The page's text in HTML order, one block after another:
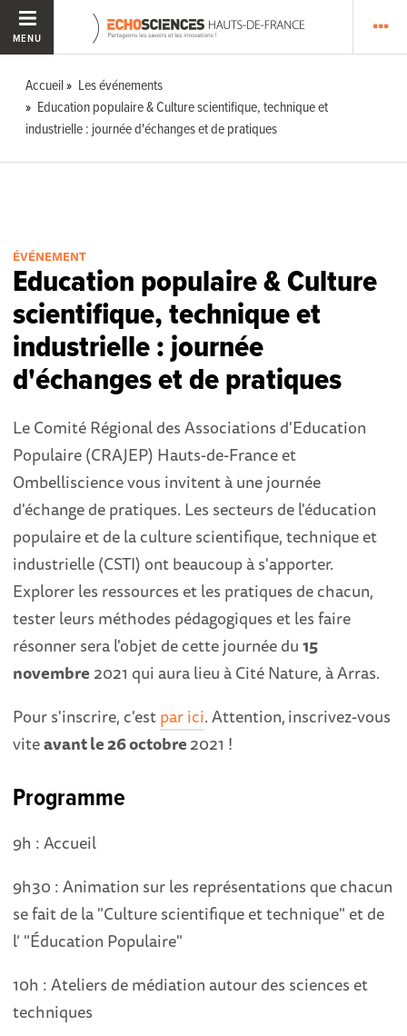
MENU
Accueil
Les événements
Education populaire & Culture scientifique, technique et
industrielle : journée d'échanges et de pratiques
ÉVÉNEMENT
Education populaire & Culture
scientifique, technique et
industrielle : journée
d'échanges et de pratiques
Le Comité Régional des Associations d'Education
Populaire (CRAJEP) Hauts-de-France et
Ombelliscience vous invitent à une journée
d'échange de pratiques. Les secteurs de l'éducation
populaire et de la culture scientifique, technique et
industrielle (CSTI) ont beaucoup à s'apporter.
Explorer les ressources et les pratiques de chacun,
tester leurs méthodes pédagogiques et les faire
résonner sera l'objet de cette journée du15
novembre 2021 qui aura lieu à Cité Nature, à Arras.
Pour s'inscrire, c'estpar ici. Attention,inscrivez-vous
viteavant le 26 octobre2021 !
Programme
9h : Accueil
9h30 : Animation sur les représentations que chacun
se fait de la "Culture scientifique et technique" et de
l’ "Éducation Populaire"
10h : Ateliers de médiation autour des sciences et
techniques